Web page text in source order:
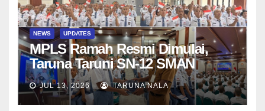
NEWS UPDATES
MPLS Ramah Resmi Dimulai,
Taruna Taruni SN-12 SMAN
Taruna Nala Jawa Timur Siap
Menjalani Tahun Ajaran Baru
JUL 13, 2026 TARUNA NALA